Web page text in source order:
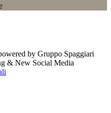
by Gruppo Spaggiari
& New Social Media